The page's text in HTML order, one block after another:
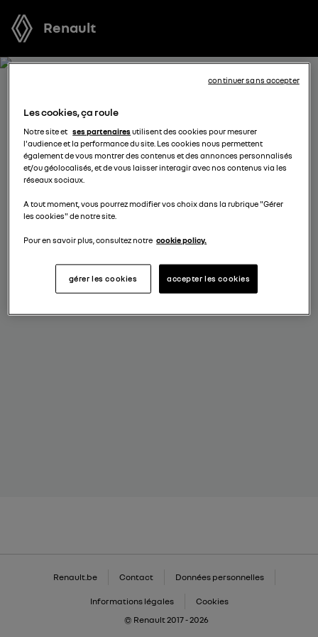
Renault
RECEVEZ GRATUITEMENT
VOTRE OFFRE POUR MASTER
Nous nous tenons à votre disposition pour vous
proposer l’offre la plus avantageuse, des solutions de
financement adaptées à votre situation et vous
conseiller dans votre projet d’achat.
complétez vos coordonnées
Renault.be Contact Données personnelles
Informations légales
Cookies
© Renault 2017 - 2026
Les cookies, ça roule
Notre site et ses partenairesutilisent des cookies pour mesurer
l'audience et la performance du site. Les cookies nous permettent
également de vous montrer des contenus et des annonces personnalisés
et/ou géolocalisés, et de vous laisser interagir avec nos contenus via les
réseaux sociaux.
A tout moment, vous pourrez modifier vos choix dans la rubrique "Gérer
les cookies" de notre site.
Pour en savoir plus, consultez notre cookie policy.
accepter les cookies
gérer les cookies
continuer sans accepter